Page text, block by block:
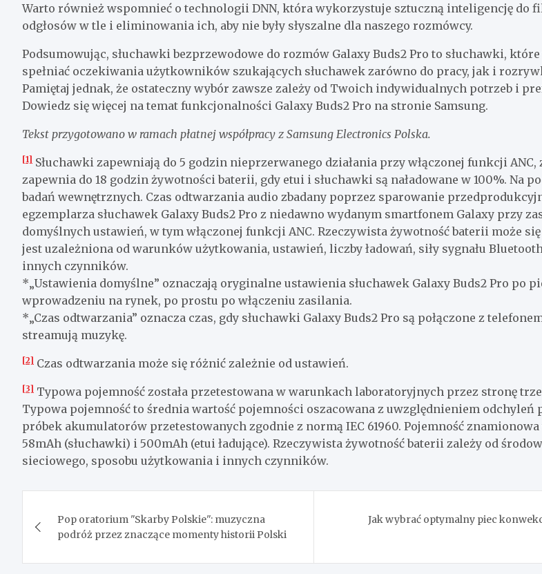
Warto również wspomnieć o technologii DNN, która wykorzystuje sztuczną inteligencję do
odgłosów w tle i eliminowania ich, aby nie były słyszalne dla naszego rozmówcy.
Podsumowując, słuchawki bezprzewodowe do rozmów Galaxy Buds2 Pro to słuchawki,
spełniać oczekiwania użytkowników szukających słuchawek zarówno do pracy, jak i
Pamiętaj jednak, że ostateczny wybór zawsze zależy od Twoich indywidualnych potrzeb i
Dowiedz się więcej na temat funkcjonalności Galaxy Buds2 Pro na stronie Samsung.
Tekst przygotowano w ramach płatnej współpracy z Samsung Electronics Polska.
[1] Słuchawki zapewniają do 5 godzin nieprzerwanego działania przy włączonej funkcji ANC,
zapewnia do 18 godzin żywotności baterii, gdy etui i słuchawki są naładowane w 100%. Na
badań wewnętrznych. Czas odtwarzania audio zbadany poprzez sparowanie
egzemplarza słuchawek Galaxy Buds2 Pro z niedawno wydanym smartfonem Galaxy przy
domyślnych ustawień, w tym włączonej funkcji ANC. Rzeczywista żywotność baterii może
jest uzależniona od warunków użytkowania, ustawień, liczby ładowań, siły sygnału
innych czynników.
*„Ustawienia domyślne” oznaczają oryginalne ustawienia słuchawek Galaxy Buds2 Pro po
wprowadzeniu na rynek, po prostu po włączeniu zasilania.
*„Czas odtwarzania” oznacza czas, gdy słuchawki Galaxy Buds2 Pro są połączone z
streamują muzykę.
[2] Czas odtwarzania może się różnić zależnie od ustawień.
[3] Typowa pojemność została przetestowana w warunkach laboratoryjnych przez stronę
Typowa pojemność to średnia wartość pojemności oszacowana z uwzględnieniem odchyleń
próbek akumulatorów przetestowanych zgodnie z normą IEC 61960. Pojemność
58mAh (słuchawki) i 500mAh (etui ładujące). Rzeczywista żywotność baterii zależy od
sieciowego, sposobu użytkowania i innych czynników.
wpisu
Pop oratorium "Skarby Polskie": muzyczna
podróż przez znaczące momenty historii Polski
Jak wybrać optymalny piec